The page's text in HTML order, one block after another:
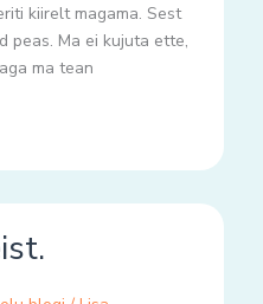
kiirelt magama. Sest
peas. Ma ei kujuta ette,
ma tean